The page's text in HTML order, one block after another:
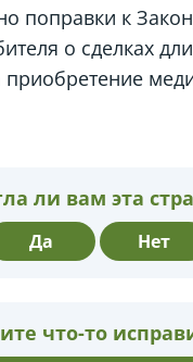
поправки к
о сделках
приобретение
ли вам эта
Да Нет
что-то